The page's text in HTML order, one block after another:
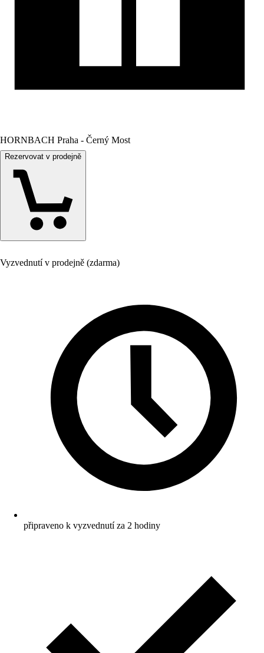
HORNBACH Praha - Černý Most
Rezervovat v prodejně
Vyzvednutí v prodejně (zdarma)
připraveno k vyzvednutí za 2 hodiny